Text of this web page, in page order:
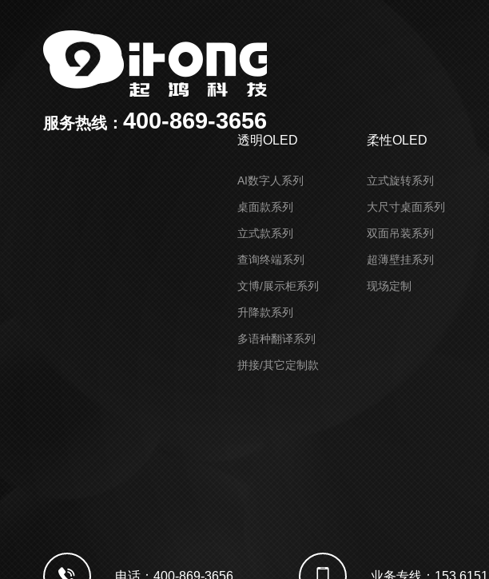
服务热线： 400-869-3656
透明OLED
AI数字人系列
桌面款系列
立式款系列
查询终端系列
文博/展示柜系列
升降款系列
多语种翻译系列
拼接/其它定制款
柔性OLED
立式旋转系列
大尺寸桌面系列
双面吊装系列
超薄壁挂系列
现场定制
电话：400-869-3656 业务专线：153 6151